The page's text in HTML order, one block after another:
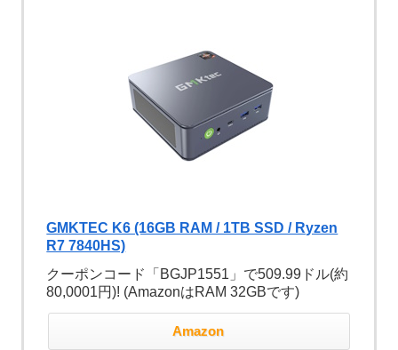
GMKTEC K6 (16GB RAM / 1TB SSD / Ryzen
R7 7840HS)
クーポンコード「BGJP1551」で509.99ドル(約
80,0001円)! (AmazonはRAM 32GBです)
Amazon